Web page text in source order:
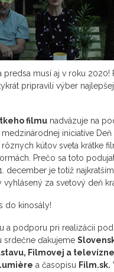
predsa musí aj v roku 2020!
pripravili výber
filmu nadväzuje na
iniciatíve Deň
rôznych kútov sveta krátke
Prečo sa toto
december je totiž
za svetový deň
do kinosály!
a podporu pri realizácii
srdečne ďakujeme
Filmovej a
a časopisu Film.sk.